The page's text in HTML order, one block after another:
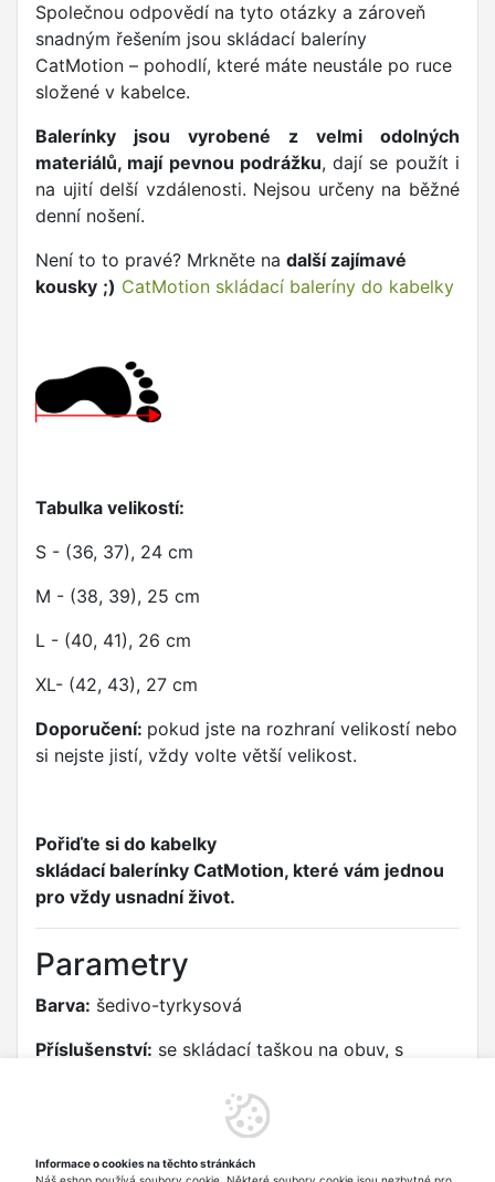
Společnou odpovědí na tyto otázky a zároveň
snadným řešením jsou skládací baleríny
CatMotion – pohodlí, které máte neustále po ruce
složené v kabelce.
Balerínky jsou vyrobené z velmi odolných
materiálů, mají pevnou podrážku, dají se použít i
na ujití delší vzdálenosti. Nejsou určeny na běžné
denní nošení.
Není to to pravé? Mrkněte na další zajímavé
kousky ;) CatMotion skládací baleríny do kabelky
Tabulka velikostí:
S - (36, 37), 24 cm
M - (38, 39), 25 cm
L - (40, 41), 26 cm
XL- (42, 43), 27 cm
Doporučení: pokud jste na rozhraní velikostí nebo
si nejste jistí, vždy volte větší velikost.
Pořiďte si do kabelky
skládací balerínky CatMotion, které vám jednou
pro vždy usnadní život.
Parametry
Barva: šedivo-tyrkysová
Příslušenství: se skládací taškou na obuv, s
částečně polstrovaná
Velikost:S (36, 37), 24 cm, M (38, 39), 25 cm, L
Informace o cookies na těchto stránkách